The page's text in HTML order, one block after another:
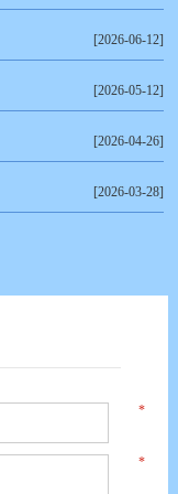
[2026-06-12]
[2026-05-12]
[2026-04-26]
[2026-03-28]